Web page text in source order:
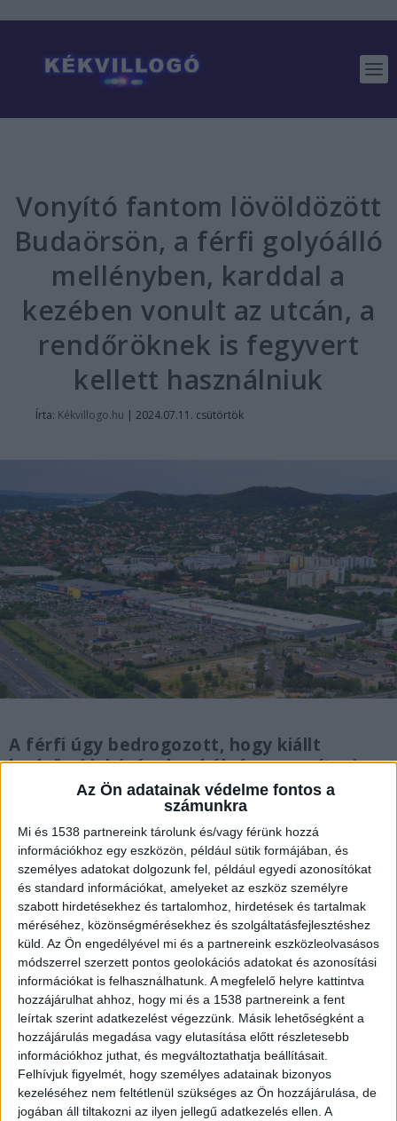
Az Ön adatainak védelme fontos a
számunkra
Mi és 1538 partnereink tárolunk és/vagy férünk hozzá
információkhoz egy eszközön, például sütik formájában, és
személyes adatokat dolgozunk fel, például egyedi azonosítókat
és standard információkat, amelyeket az eszköz személyre
szabott hirdetésekhez és tartalomhoz, hirdetések és tartalmak
méréséhez, közönségmérésekhez és szolgáltatásfejlesztéshez
küld. Az Ön engedélyével mi és a partnereink eszközleolvasásos
módszerrel szerzett pontos geolokációs adatokat és azonosítási
információkat is felhasználhatunk. A megfelelő helyre kattintva
hozzájárulhat ahhoz, hogy mi és a 1538 partnereink a fent
leírtak szerint adatkezelést végezzünk. Másik lehetőségként a
hozzájárulás megadása vagy elutasítása előtt részletesebb
információkhoz juthat, és megváltoztathatja beállításait.
Felhívjuk figyelmét, hogy személyes adatainak bizonyos
kezeléséhez nem feltétlenül szükséges az Ön hozzájárulása, de
jogában áll tiltakozni az ilyen jellegű adatkezelés ellen. A
Vonyító fantom lövöldözött
Budaörsön, a férfi golyóálló
mellényben, karddal a
kezében vonult az utcán, a
rendőröknek is fegyvert
kellett használniuk
Írta: Kékvillogo.hu | 2024.07.11. csütörtök
A férfi úgy bedrogozott, hogy kiállt
budaörsi lakásának erkélyére, vonyítani
kezdett, majd lövöldözni. Ezután golyóálló
mellényben, karddal a kezében vonult a
budaörsi utcákon. Aki látta, csak az
ablakból figyelte a lövöldöző férfit. A
rendőröknek nem volt könnyű dolguk, ők
is használták a fegyverüket.
Bedrogozva lövöldözött
A Budaörsi Járási Ügyészség vádat emelt egy férfi
ellen, aki felfegyverkezve, golyóálló mellényben
járta Budaörs utcáit, amíg a rendőrök elfogták. A
vádirat szerint az elkövető 2023. december 4-én